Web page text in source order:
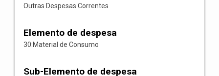
Outras Despesas Correntes
Elemento de despesa
30:Material de Consumo
Sub-Elemento de despesa